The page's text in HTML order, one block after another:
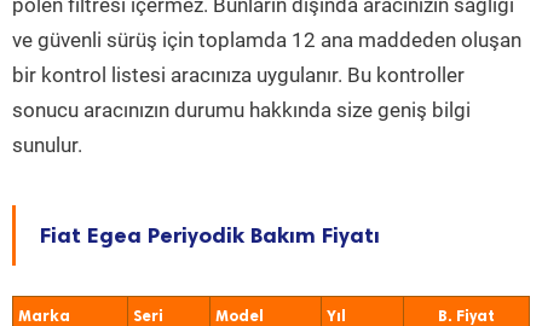
polen filtresi içermez. Bunların dışında aracınızın sağlığı
ve güvenli sürüş için toplamda 12 ana maddeden oluşan
bir kontrol listesi aracınıza uygulanır. Bu kontroller
sonucu aracınızın durumu hakkında size geniş bilgi
sunulur.
Fiat Egea Periyodik Bakım Fiyatı
Marka Seri Model Yıl